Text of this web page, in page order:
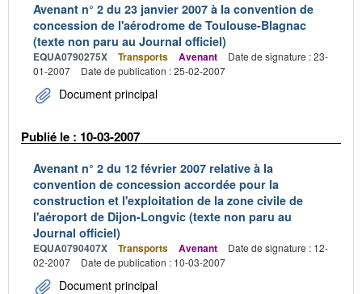
Avenant n° 2 du 23 janvier 2007 à la convention de
concession de l'aérodrome de Toulouse-Blagnac
(texte non paru au Journal officiel)
EQUA0790275X Transports Avenant
Date de signature : 23-
01-2007
Date de publication : 25-02-2007
Document principal
Publié le : 10-03-2007
Avenant n° 2 du 12 février 2007 relative à la
convention de concession accordée pour la
construction et l'exploitation de la zone civile de
l'aéroport de Dijon-Longvic (texte non paru au
Journal officiel)
EQUA0790407X Transports Avenant
Date de signature : 12-
02-2007
Date de publication : 10-03-2007
Document principal